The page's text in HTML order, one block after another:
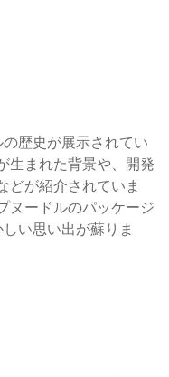
歴史が展示されてい
生まれた背景や、開発
どが紹介されていま
ヌードルのパッケージ
い思い出が蘇りま